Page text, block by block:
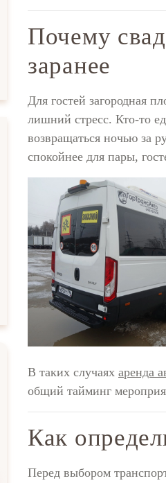
Почему
заранее
Для гостей загородная
лишний стресс. Кто-то
возвращаться ночью за
спокойнее для пары,
В таких случаях аренда
общий тайминг
Как
Перед выбором